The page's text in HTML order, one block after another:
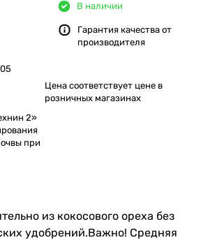
2»
при
В наличии
Гарантия качества от
производителя
Цена соответствует цене в
розничных магазинах
из кокосового ореха без
удобрений.Важно! Средняя